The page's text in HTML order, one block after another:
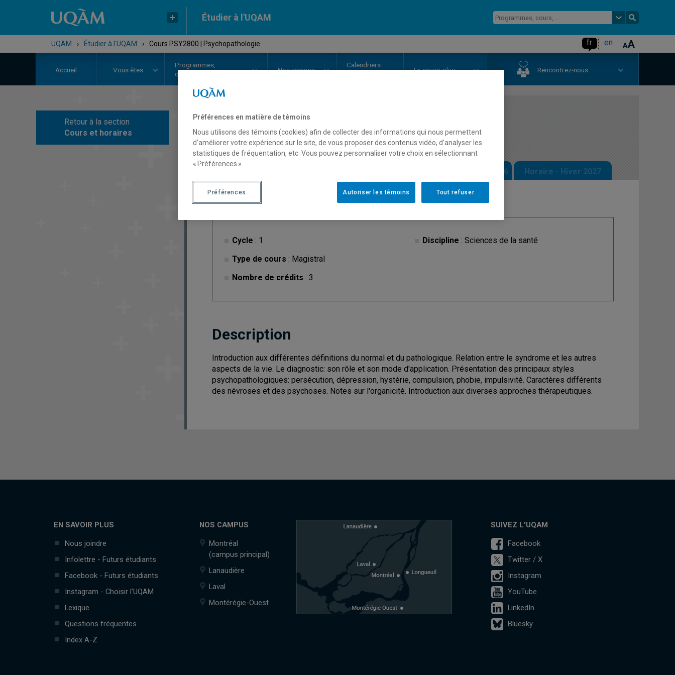
Étudier à l'UQAM
UQAM › Étudier à l'UQAM › Cours PSY2800 | Psychopathologie fr en
Accueil Vous êtes
Programmes,
cours et admission
Noscampus
Calendriers
En savoir plus Rencontrez-nous
Retour à la section
Cours et horaires
COURS// PSY2800-Psychopathologie
Horaire - Automne 2026 Horaire - Hiver 2027
Cycle : 1
Type de cours : Magistral
Nombre de crédits : 3
Discipline : Sciences de la santé
Description
Introduction aux différentes définitions du normal et du pathologique. Relation entre le syndrome et les autres
aspects de la vie. Le diagnostic: son rôle et son mode d'application. Présentation des principaux styles
psychopathologiques: persécution, dépression, hystérie, compulsion, phobie, impulsivité. Caractères différents
des névroses et des psychoses. Notes sur l'organicité. Introduction aux diverses approches thérapeutiques.
EN SAVOIR PLUS
Nous joindre
Infolettre - Futurs étudiants
Facebook - Futurs étudiants
Instagram - Choisir l'UQAM
Lexique
Questions fréquentes
Index A-Z
NOS CAMPUS
Montréal
(campus principal)
Lanaudière
Laval
Montérégie-Ouest
SUIVEZ L'UQAM
Facebook
Twitter / X
Instagram
YouTube
LinkedIn
Bluesky
Préférences en matière de témoins
Nous utilisons des témoins (cookies) afin de collecter des informations qui nous permettent
d’améliorer votre expérience sur le site, de vous proposer des contenus vidéo, d’analyser les
statistiques de fréquentation, etc. Vous pouvez personnaliser votre choix en sélectionnant
« Préférences ».
Tout refuser
Autoriser les témoins
Préférences